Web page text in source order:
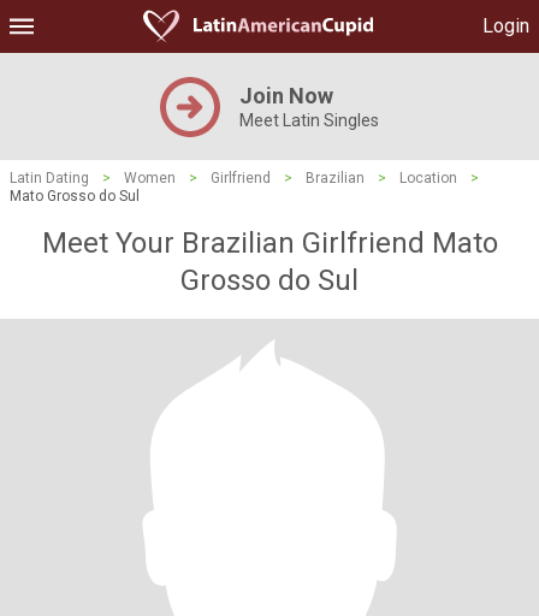
Login
Join Now
Meet Latin Singles
Latin Dating > Women > Girlfriend > Brazilian > Location
>
Mato Grosso do Sul
Meet Your Brazilian Girlfriend Mato
Grosso do Sul